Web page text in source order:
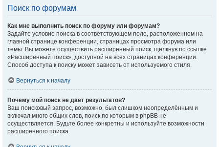
Поиск по форумам
Как мне выполнить поиск по форуму или форумам?
Задайте условие поиска в соответствующем поле, расположенном на
главной странице конференции, страницах просмотра форума или
темы. Вы можете осуществить расширенный поиск, щёлкнув по ссылке
«Расширенный поиск», доступной на всех страницах конференции.
Способ доступа к поиску может зависеть от используемого стиля.
Вернуться к началу
Почему мой поиск не даёт результатов?
Ваш поисковый запрос, возможно, был слишком неопределённым и
включал много общих слов, поиск по которым в phpBB не
осуществляется. Будьте более конкретны и используйте возможности
расширенного поиска.